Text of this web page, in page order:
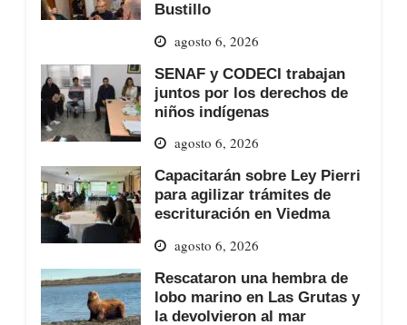
Bustillo
agosto 6, 2026
SENAF y CODECI trabajan
juntos por los derechos de
niños indígenas
agosto 6, 2026
Capacitarán sobre Ley Pierri
para agilizar trámites de
escrituración en Viedma
agosto 6, 2026
Rescataron una hembra de
lobo marino en Las Grutas y
la devolvieron al mar